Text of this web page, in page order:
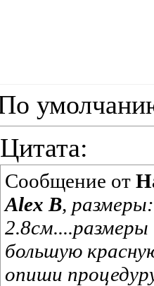
Цитата:
Сообщение от
Alex B,
большую
опиши